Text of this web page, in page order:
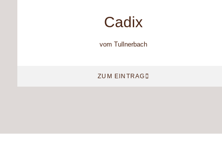
Cadix
vom Tullnerbach
ZUM EINTRAG